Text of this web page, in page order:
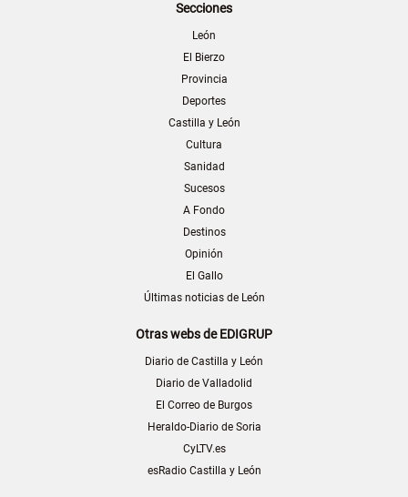
Secciones
León
El Bierzo
Provincia
Deportes
Castilla y León
Cultura
Sanidad
Sucesos
A Fondo
Destinos
Opinión
El Gallo
Últimas noticias de León
Otras webs de EDIGRUP
Diario de Castilla y León
Diario de Valladolid
El Correo de Burgos
Heraldo-Diario de Soria
CyLTV.es
esRadio Castilla y León